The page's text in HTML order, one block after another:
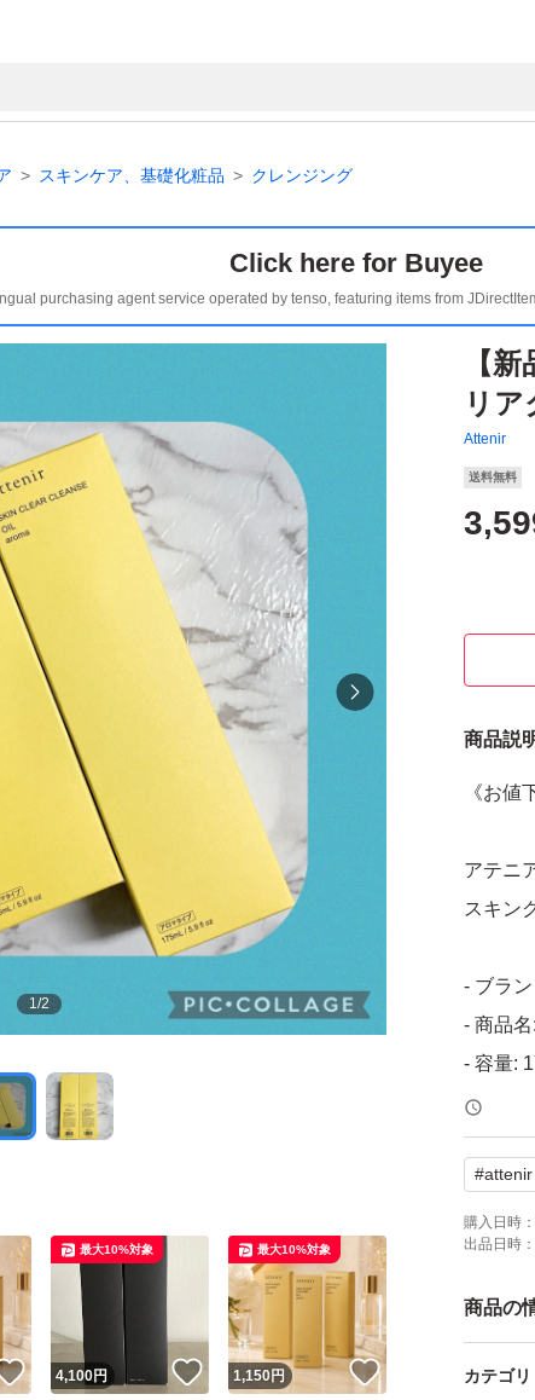
スキンケア、基礎化粧品 クレンジング
Click here for Buyee
purchasing agent service operated by tenso, featuring items from
1/2
【
リ
Attenir
送料無料
商品説
《お値
アテニ
スキン
- ブラ
- 商品
- 容量:
- タイプ
箱の潰
簡易包
☆自宅
#attenir
購入日時：
出品日時：
商品の
カテゴリ
いいね！
4,100円 いいね！
最大10%対象
1,150円
最大10%対象